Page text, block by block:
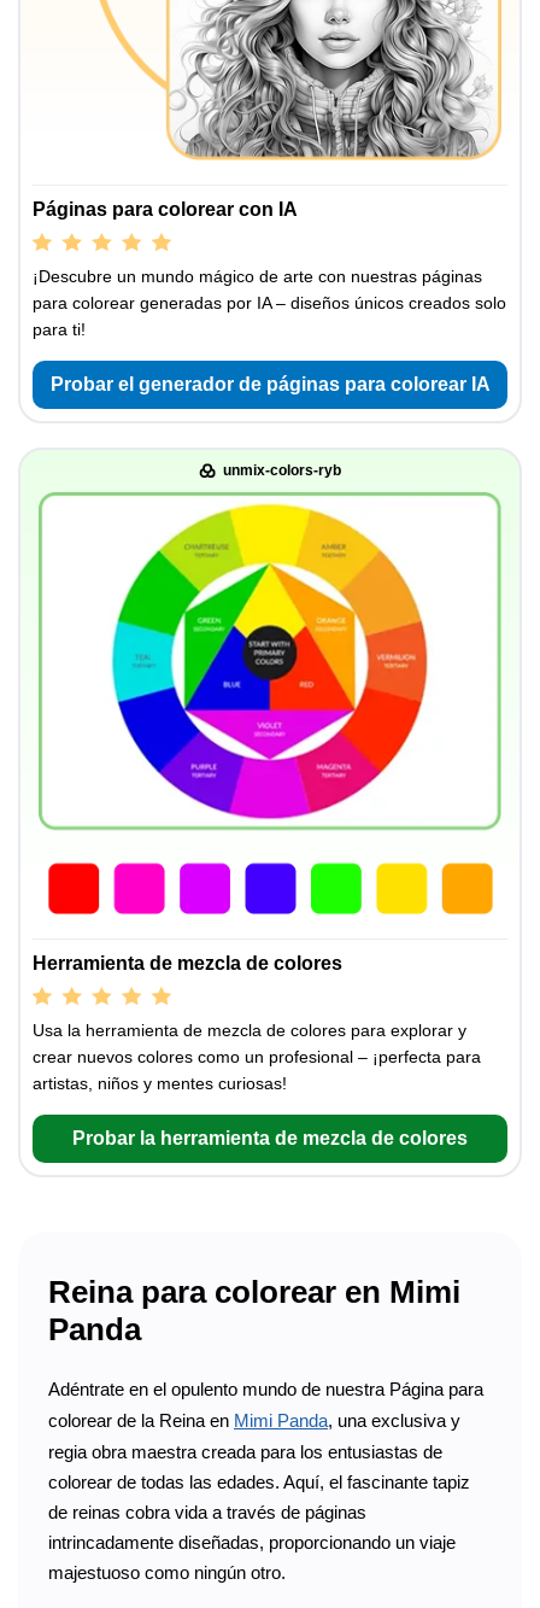
Páginas para colorear con IA
¡Descubre un mundo mágico de arte con nuestras páginas
para colorear generadas por IA – diseños únicos creados solo
para ti!
Probar el generador de páginas para colorear IA
unmix-colors-ryb
Herramienta de mezcla de colores
Usa la herramienta de mezcla de colores para explorar y
crear nuevos colores como un profesional – ¡perfecta para
artistas, niños y mentes curiosas!
Probar la herramienta de mezcla de colores
Reina para colorear en Mimi
Panda
Adéntrate en el opulento mundo de nuestra Página para
colorear de la Reina en Mimi Panda, una exclusiva y
regia obra maestra creada para los entusiastas de
colorear de todas las edades. Aquí, el fascinante tapiz
de reinas cobra vida a través de páginas
intrincadamente diseñadas, proporcionando un viaje
majestuoso como ningún otro.